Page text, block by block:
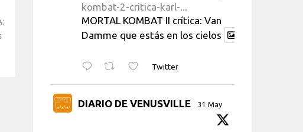
kombat-2-critica-karl-...
MORTAL KOMBAT II crítica: Van
Damme que estás en los cielos
Twitter
DIARIO DE VENUSVILLE 31 May